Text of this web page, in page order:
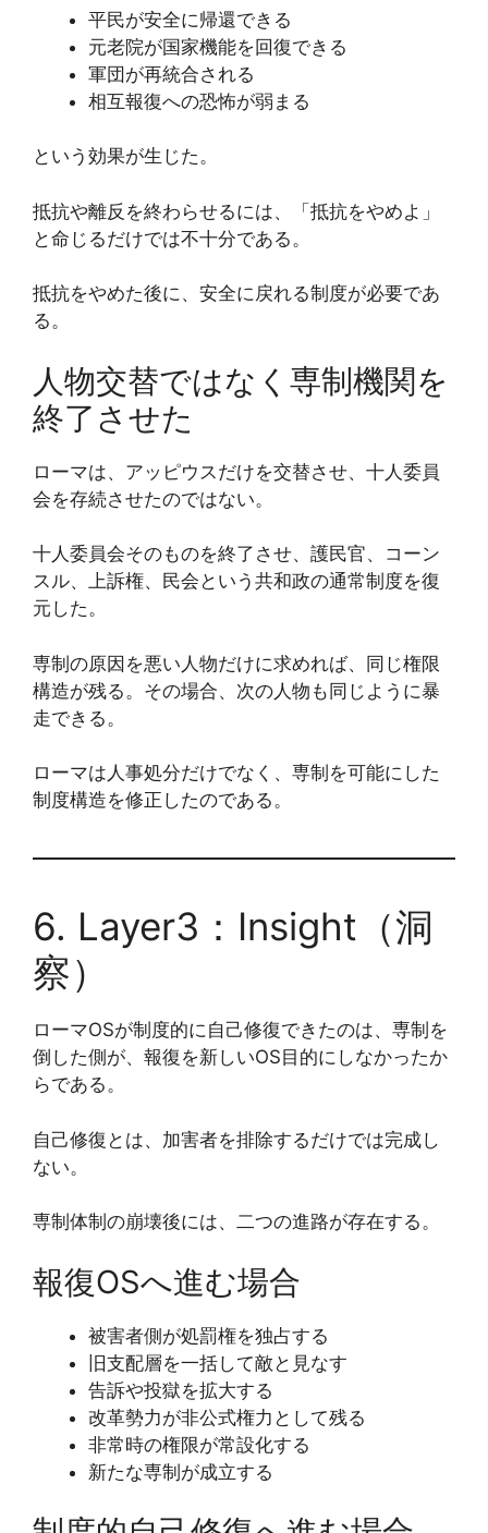
平民が安全に帰還できる
元老院が国家機能を回復できる
軍団が再統合される
相互報復への恐怖が弱まる
という効果が生じた。
抵抗や離反を終わらせるには、「抵抗をやめよ」
と命じるだけでは不十分である。
抵抗をやめた後に、安全に戻れる制度が必要であ
る。
人物交替ではなく専制機関を
終了させた
ローマは、アッピウスだけを交替させ、十人委員
会を存続させたのではない。
十人委員会そのものを終了させ、護民官、コーン
スル、上訴権、民会という共和政の通常制度を復
元した。
専制の原因を悪い人物だけに求めれば、同じ権限
構造が残る。その場合、次の人物も同じように暴
走できる。
ローマは人事処分だけでなく、専制を可能にした
制度構造を修正したのである。
6. Layer3：Insight（洞
察）
ローマOSが制度的に自己修復できたのは、専制を
倒した側が、報復を新しいOS目的にしなかったか
らである。
自己修復とは、加害者を排除するだけでは完成し
ない。
専制体制の崩壊後には、二つの進路が存在する。
報復OSへ進む場合
被害者側が処罰権を独占する
旧支配層を一括して敵と見なす
告訴や投獄を拡大する
改革勢力が非公式権力として残る
非常時の権限が常設化する
新たな専制が成立する